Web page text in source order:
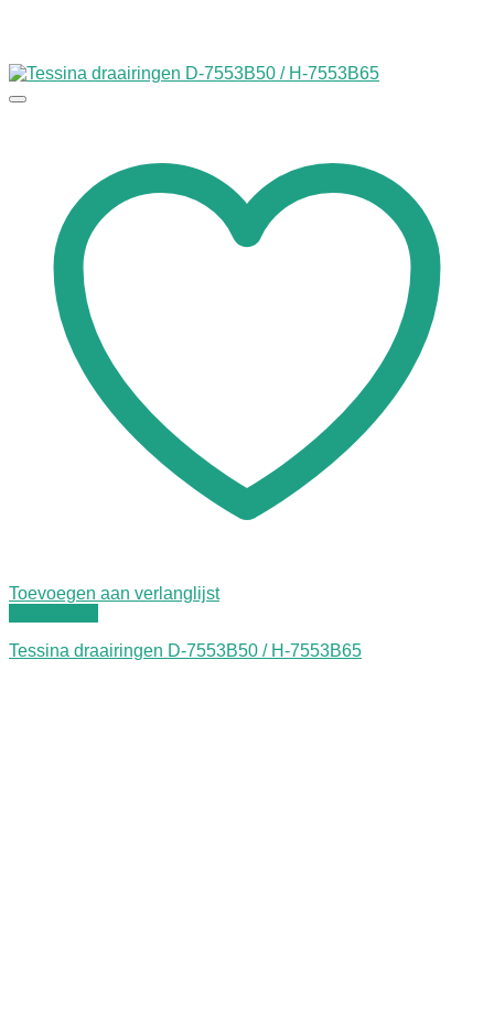
Toevoegen aan verlanglijst
Tessina draairingen D-7553B50 / H-7553B65